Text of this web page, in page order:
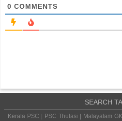
0 COMMENTS
SEARCH
Kerala PSC | PSC Thulasi | Malayalam